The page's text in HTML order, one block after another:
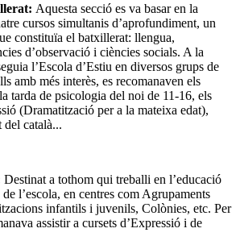
Aquesta secció es va basar en la
cursos simultanis d’aprofundiment, un
constituïa el batxillerat: llengua,
d’observació i ciències socials. A la
l’Escola d’Estiu en diversos grups de
amb més interès, es recomanaven els
tarda de psicologia del noi de 11-16, els
(Dramatització per a la mateixa edat),
del català...
Destinat a tothom qui treballi en l’educació
l’escola, en centres com Agrupaments
infantils i juvenils, Colònies, etc. Per
assistir a cursets d’Expressió i de